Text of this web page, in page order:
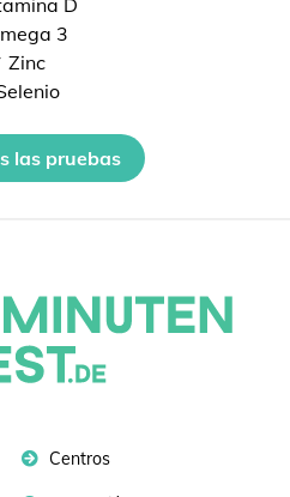
D
3
Zinc
las pruebas
Centros